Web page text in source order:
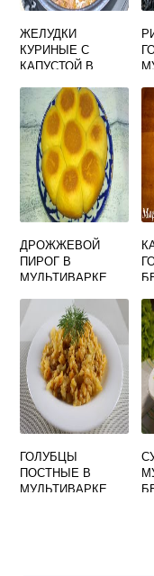
ЖЕЛУДКИ
КУРИНЫЕ С
КАПУСТОЙ В
ДРОЖЖЕВОЙ
ПИРОГ В
МУЛЬТИВАРКЕ
ГОЛУБЦЫ
ПОСТНЫЕ В
МУЛЬТИВАРКЕ